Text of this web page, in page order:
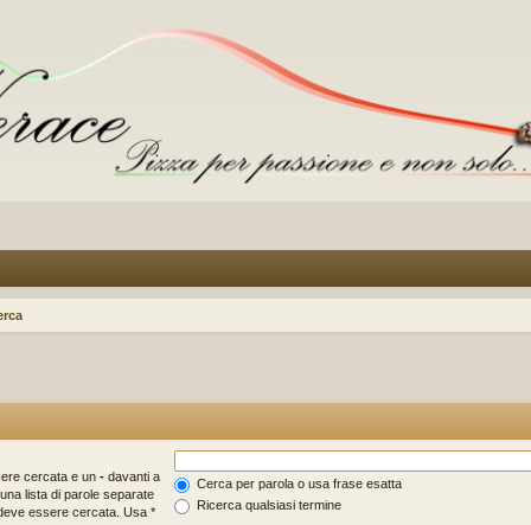
cercata e un - davanti a
lista di parole separate
essere cercata. Usa *
Cerca per parola o usa frase esatta
Ricerca qualsiasi termine